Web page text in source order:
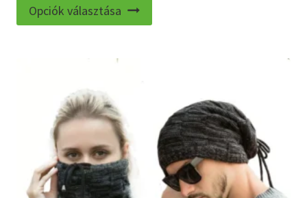
-
8.990 Ft
Opciók választása
a
változatok
termékoldalon
választhatók